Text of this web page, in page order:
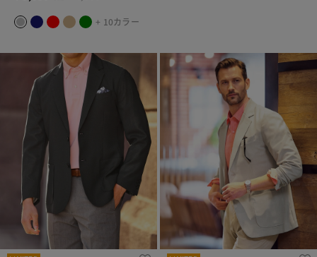
+ 10カラー